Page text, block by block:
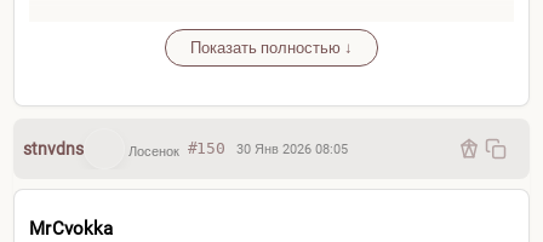
просто скопировал что мне нужно и закинул в чат пети в
режиме deep research. Он мне выдаёт ответ, я беру
файлы которые он выдумал и наконец иду к ассистенту
Показать полностью ↓
stnvdns Лосенок #150 30 Янв 2026 08:05
MrCvokka